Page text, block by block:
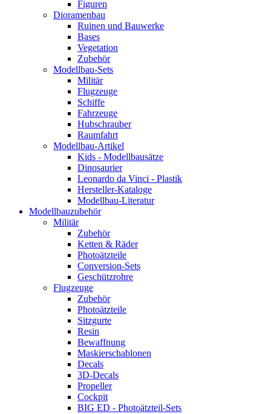
Figuren
Dioramenbau
Ruinen und Bauwerke
Bases
Vegetation
Zubehör
Modellbau-Sets
Militär
Flugzeuge
Schiffe
Fahrzeuge
Hubschrauber
Raumfahrt
Modellbau-Artikel
Kids - Modellbausätze
Dinosaurier
Leonardo da Vinci - Plastik
Hersteller-Kataloge
Modellbau-Literatur
Modellbauzubehör
Militär
Zubehör
Ketten & Räder
Photoätzteile
Conversion-Sets
Geschützrohre
Flugzeuge
Zubehör
Photoätzteile
Sitzgurte
Resin
Bewaffnung
Maskierschablonen
Decals
3D-Decals
Propeller
Cockpit
BIG ED - Photoätzteil-Sets